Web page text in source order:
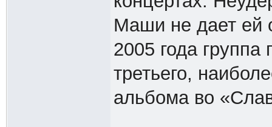
Маши не дает ей
2005 года группа
третьего,
альбома во